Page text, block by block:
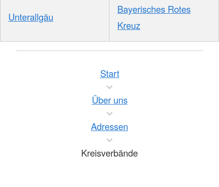
Unterallgäu
Bayerisches Rotes
Kreuz
Start
Über uns
Adressen
Kreisverbände